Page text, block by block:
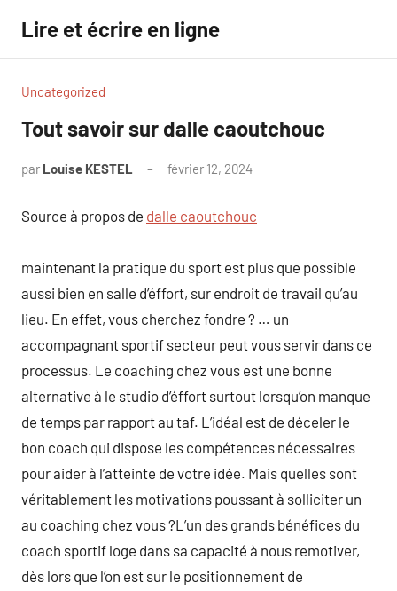
contenu
Lire et écrire en ligne
Uncategorized
Tout savoir sur dalle caoutchouc
par Louise KESTEL février 12, 2024
Source à propos de dalle caoutchouc
maintenant la pratique du sport est plus que possible
aussi bien en salle d’éffort, sur endroit de travail qu’au
lieu. En effet, vous cherchez fondre ? … un
accompagnant sportif secteur peut vous servir dans ce
processus. Le coaching chez vous est une bonne
alternative à le studio d’éffort surtout lorsqu’on manque
de temps par rapport au taf. L’idéal est de déceler le
bon coach qui dispose les compétences nécessaires
pour aider à l’atteinte de votre idée. Mais quelles sont
véritablement les motivations poussant à solliciter un
au coaching chez vous ?L’un des grands bénéfices du
coach sportif loge dans sa capacité à nous remotiver,
dès lors que l’on est sur le positionnement de